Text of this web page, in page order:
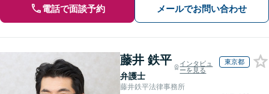
電話で面談予約 メールでお問い合わせ
藤井 鉄平
弁護士
インタビュ
ーを見る
東京都
藤井鉄平法律事務所